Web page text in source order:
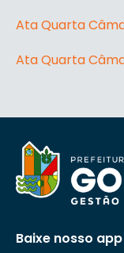
Ata Quarta
Ata Quarta
Baixe nosso app